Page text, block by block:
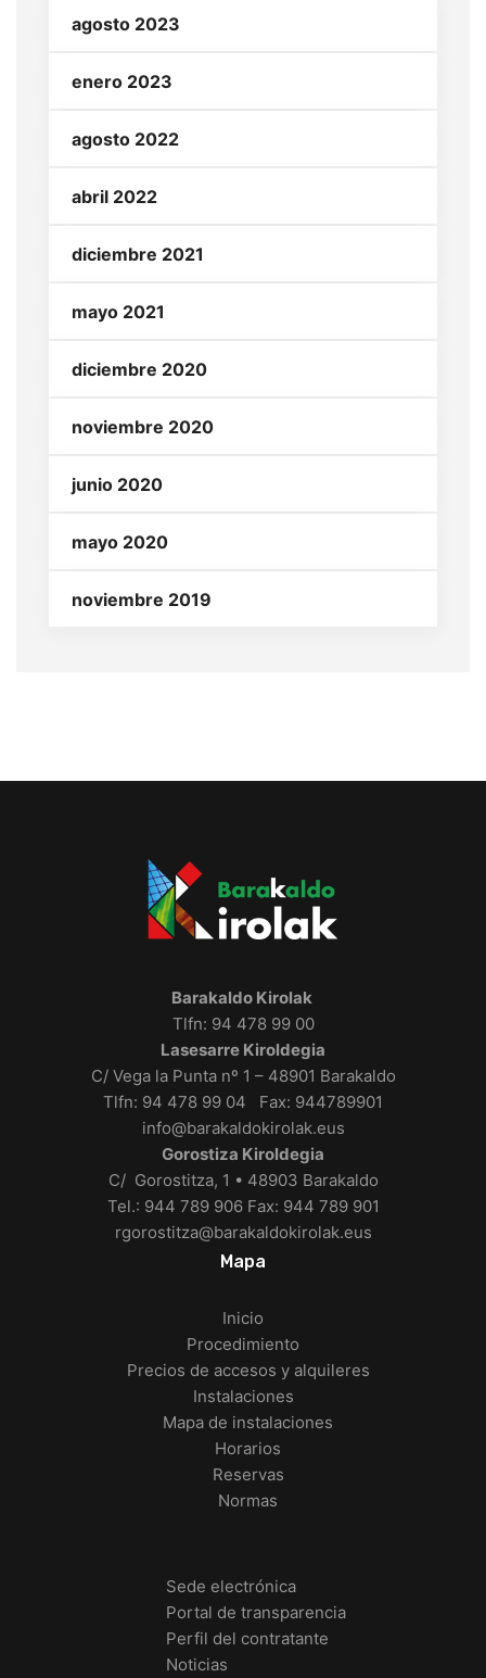
agosto 2023
enero 2023
agosto 2022
abril 2022
diciembre 2021
mayo 2021
diciembre 2020
noviembre 2020
junio 2020
mayo 2020
noviembre 2019
Barakaldo Kirolak
Tlfn: 94 478 99 00
Lasesarre Kiroldegia
C/ Vega la Punta nº 1 – 48901 Barakaldo
Tlfn: 94 478 99 04 Fax: 944789901
info@barakaldokirolak.eus
Gorostiza Kiroldegia
C/ Gorostitza, 1 • 48903 Barakaldo
Tel.: 944 789 906 Fax: 944 789 901
rgorostitza@barakaldokirolak.eus
Mapa
Inicio
Procedimiento
Precios de accesos y alquileres
Instalaciones
Mapa de instalaciones
Horarios
Reservas
Normas
Sede electrónica
Portal de transparencia
Perfil del contratante
Noticias